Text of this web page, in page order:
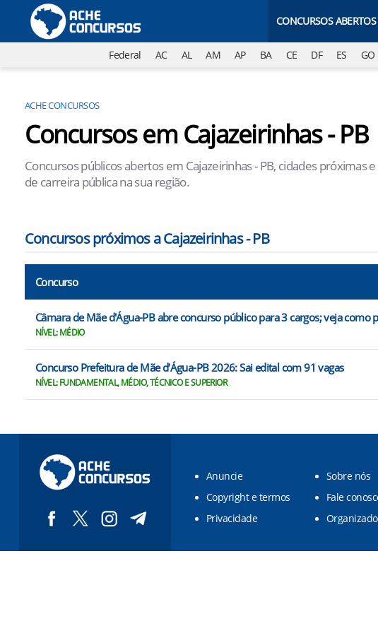
CONCURSOS ABERTOS
Federal AC AL AM AP BA CE DF ES GO
ACHE CONCURSOS
Concursos em Cajazeirinhas - PB
Concursos públicos abertos em Cajazeirinhas - PB, cidades próximas
de carreira pública na sua região.
Concursos próximos a Cajazeirinhas - PB
Concurso
Câmara de Mãe d'Água-PB abre concurso público para 3 cargos; veja como
NÍVEL: MÉDIO
Concurso Prefeitura de Mãe d’Água-PB 2026: Sai edital com 91 vagas
NÍVEL: FUNDAMENTAL, MÉDIO, TÉCNICO E SUPERIOR
Anuncie
Sobre nós
Copyright e termos
Fale
Privacidade